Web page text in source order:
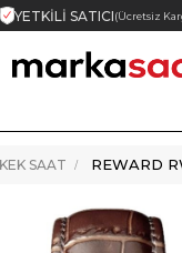
YETKİLİ SATICI(Ücretsiz
SAAT